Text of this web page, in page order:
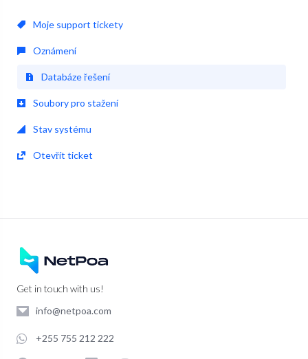
Moje support tickety
Oznámení
Databáze řešení
Soubory pro stažení
Stav systému
Otevřít ticket
Get in touch with us!
info@netpoa.com
+255 755 212 222